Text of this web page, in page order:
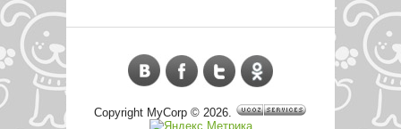
Copyright MyCorp © 2026